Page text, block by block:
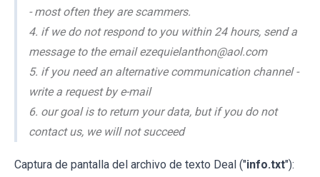
- most often they are scammers.
4. if we do not respond to you within 24 hours, send a
message to the email ezequielanthon@aol.com
5. if you need an alternative communication channel -
write a request by e-mail
6. our goal is to return your data, but if you do not
contact us, we will not succeed
Captura de pantalla del archivo de texto Deal ("info.txt"):